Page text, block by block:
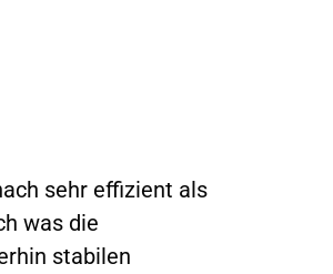
sehr effizient als
was die
stabilen